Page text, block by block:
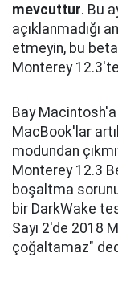
mevcuttur. Bu
açıklanmadığı
etmeyin, bu beta
Monterey
Bay
MacBook'lar
modundan
Monterey 12.3
boşaltma
bir DarkWake
Sayı 2'de 2018
çoğaltamaz"